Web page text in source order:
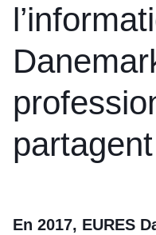
En 2017, EURES